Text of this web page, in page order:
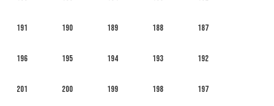
187
188
189
190
191
192
193
194
195
196
197
198
199
200
201